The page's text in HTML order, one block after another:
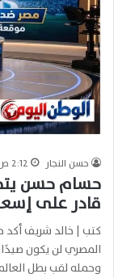
حسن النجار 2:12 ص7 يوليو، 2026
حسام حسن
قادر على
كتب | خالد شريف أكد
المصري لن يكون
وحمله لقب بطل